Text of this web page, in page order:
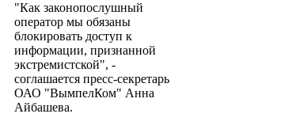
"Как законопослушный
оператор мы обязаны
блокировать доступ к
информации, признанной
экстремистской", -
соглашается пресс-секретарь
ОАО "ВымпелКом" Анна
Айбашева.